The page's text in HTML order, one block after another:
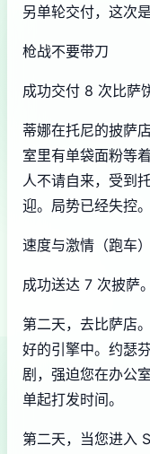
另单轮交付，这次
枪战不要带刀
成功交付 8 次比萨
蒂娜在托尼的披萨
室里有单袋面粉等
人不请自来，受到
迎。局势已经失控。
速度与激情（跑车）
成功送达 7 次披萨。
第二天，去比萨店
好的引擎中。约瑟
剧，强迫您在办公
单起打发时间。
第二天，当您进入